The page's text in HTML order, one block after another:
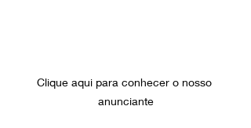
Clique aqui para conhecer o nosso
anunciante